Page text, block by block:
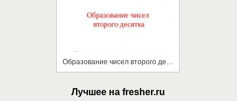
Образование чисел второго десятка
Лучшее на fresher.ru